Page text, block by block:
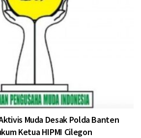
Muda Desak Polda Banten
Ketua HIPMI Cilegon